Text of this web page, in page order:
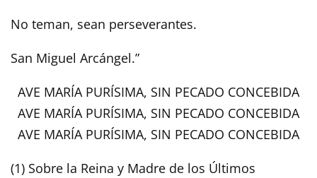
No teman, sean perseverantes.
San Miguel Arcángel.”
AVE MARÍA PURÍSIMA, SIN PECADO CONCEBIDA
AVE MARÍA PURÍSIMA, SIN PECADO CONCEBIDA
AVE MARÍA PURÍSIMA, SIN PECADO CONCEBIDA
(1) Sobre la Reina y Madre de los Últimos